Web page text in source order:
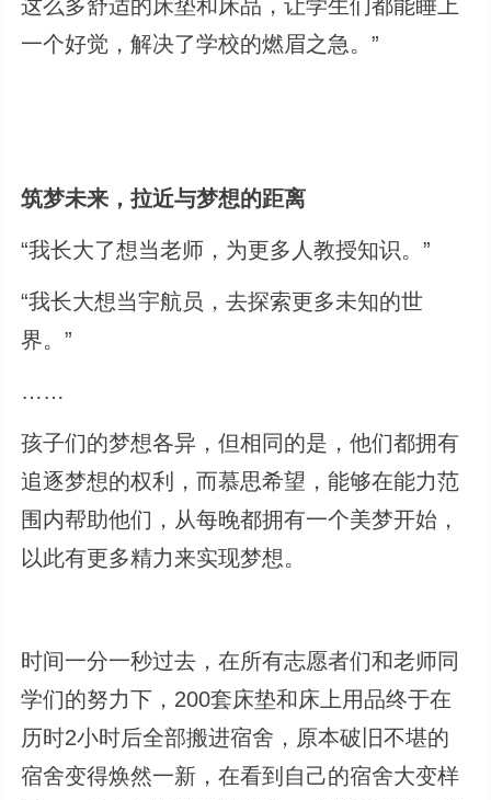
这么多舒适的床垫和床品，让学生们都能睡上
一个好觉，解决了学校的燃眉之急。”
筑梦未来，拉近与梦想的距离
“我长大了想当老师，为更多人教授知识。”
“我长大想当宇航员，去探索更多未知的世
界。”
……
孩子们的梦想各异，但相同的是，他们都拥有
追逐梦想的权利，而慕思希望，能够在能力范
围内帮助他们，从每晚都拥有一个美梦开始，
以此有更多精力来实现梦想。
时间一分一秒过去，在所有志愿者们和老师同
学们的努力下，200套床垫和床上用品终于在
历时2小时后全部搬进宿舍，原本破旧不堪的
宿舍变得焕然一新，在看到自己的宿舍大变样